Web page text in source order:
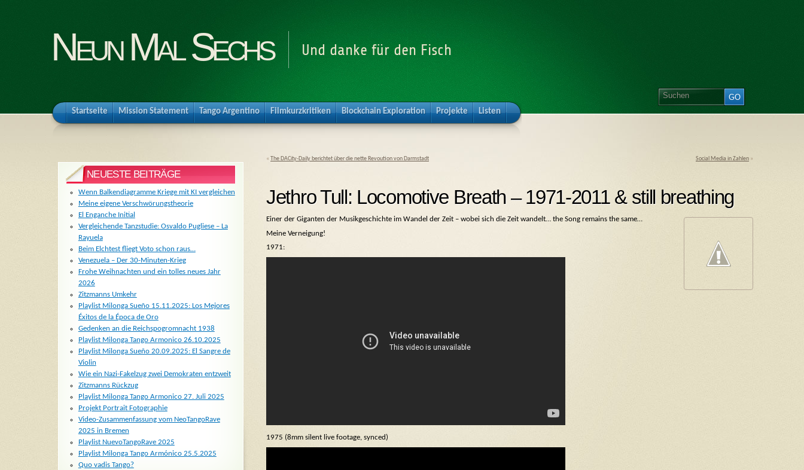
Neun Mal Sechs Und danke für den Fisch
Startseite Mission Statement Tango Argentino Filmkurzkritiken Blockchain Exploration Projekte Listen
« The DACity-Daily berichtet über die nette Revoution von Darmstadt Social Media in Zahlen »
Jethro Tull: Locomotive Breath – 1971-2011 & still breathing
Einer der Giganten der Musikgeschichte im Wandel der Zeit – wobei sich die Zeit wandelt… the Song remains the same…
Meine Verneigung!
1971:
1975 (8mm silent live footage, synced)
NEUESTE BEITRÄGE
Wenn Balkendiagramme Kriege mit KI vergleichen
Meine eigene Verschwörungstheorie
El Enganche Initial
Vergleichende Tanzstudie: Osvaldo Pugliese – La
Rayuela
Beim Elchtest fliegt Voto schon raus…
Venezuela – Der 30-Minuten-Krieg
Frohe Weihnachten und ein tolles neues Jahr
2026
Zitzmanns Umkehr
Playlist Milonga Sueño 15.11.2025: Los Mejores
Éxitos de la Época de Oro
Gedenken an die Reichspogromnacht 1938
Playlist Milonga Tango Armonico 26.10.2025
Playlist Milonga Sueño 20.09.2025: El Sangre de
Violin
Wie ein Nazi-Fakelzug zwei Demokraten entzweit
Zitzmanns Rückzug
Playlist Milonga Tango Armonico 27. Juli 2025
Projekt Portrait Fotographie
Video-Zusammenfassung vom NeoTangoRave
2025 in Bremen
Playlist NuevoTangoRave 2025
Playlist Milonga Tango Armónico 25.5.2025
Quo vadis Tango?